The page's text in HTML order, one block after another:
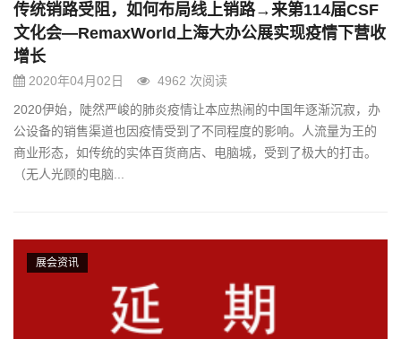
传统销路受阻，如何布局线上销路→来第114届CSF
文化会—RemaxWorld上海大办公展实现疫情下营收
增长
2020年04月02日
4962 次阅读
2020伊始，陡然严峻的肺炎疫情让本应热闹的中国年逐渐沉寂，办
公设备的销售渠道也因疫情受到了不同程度的影响。人流量为王的
商业形态，如传统的实体百货商店、电脑城，受到了极大的打击。
（无人光顾的电脑...
展会资讯